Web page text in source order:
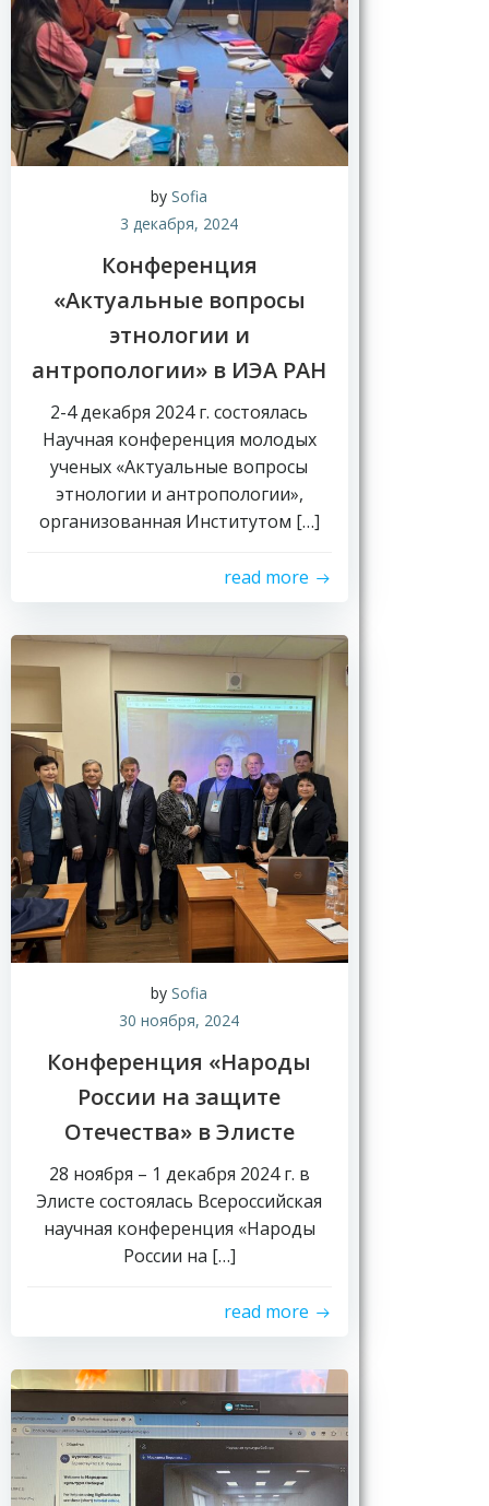
bySofia
3 декабря, 2024
Конференция
«Актуальные вопросы
этнологии и
антропологии» в ИЭА РАН
2-4 декабря 2024 г. состоялась
Научная конференция молодых
ученых «Актуальные вопросы
этнологии и антропологии»,
организованная Институтом […]
read more
bySofia
30 ноября, 2024
Конференция «Народы
России на защите
Отечества» в Элисте
28 ноября – 1 декабря 2024 г. в
Элисте состоялась Всероссийская
научная конференция «Народы
России на […]
read more